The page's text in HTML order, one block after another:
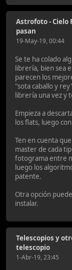
Astrofoto - Cielo
pasan
19-May-19, 00:44
Se te ha colado
librería, bien sea
parecen los
"sota caballo y
librería una vez y
Empieza a
los flats, luego
Ten en cuenta
master de cada
fotograma entre
luego los
patente.
Otra opción
instalar.
Telescopios y
telescopio
1-Abr-19, 23:45